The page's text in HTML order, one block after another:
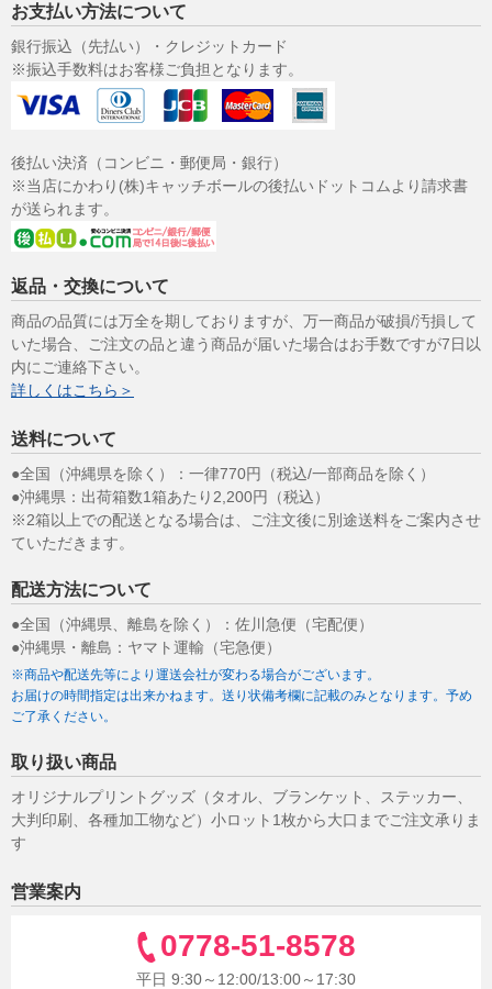
お支払い方法について
銀行振込（先払い）・クレジットカード
※振込手数料はお客様ご負担となります。
後払い決済（コンビニ・郵便局・銀行）
※当店にかわり(株)キャッチボールの後払いドットコムより請求書
が送られます。
返品・交換について
商品の品質には万全を期しておりますが、万一商品が破損/汚損して
いた場合、ご注文の品と違う商品が届いた場合はお手数ですが7日以
内にご連絡下さい。
詳しくはこちら＞
送料について
●全国（沖縄県を除く）：一律770円（税込/一部商品を除く）
●沖縄県：出荷箱数1箱あたり2,200円（税込）
※2箱以上での配送となる場合は、ご注文後に別途送料をご案内させ
ていただきます。
配送方法について
●全国（沖縄県、離島を除く）：佐川急便（宅配便）
●沖縄県・離島：ヤマト運輸（宅急便）
※商品や配送先等により運送会社が変わる場合がございます。
お届けの時間指定は出来かねます。送り状備考欄に記載のみとなります。予め
ご了承ください。
取り扱い商品
オリジナルプリントグッズ（タオル、ブランケット、ステッカー、
大判印刷、各種加工物など）小ロット1枚から大口までご注文承りま
す
営業案内
0778-51-8578
平日 9:30～12:00/13:00～17:30